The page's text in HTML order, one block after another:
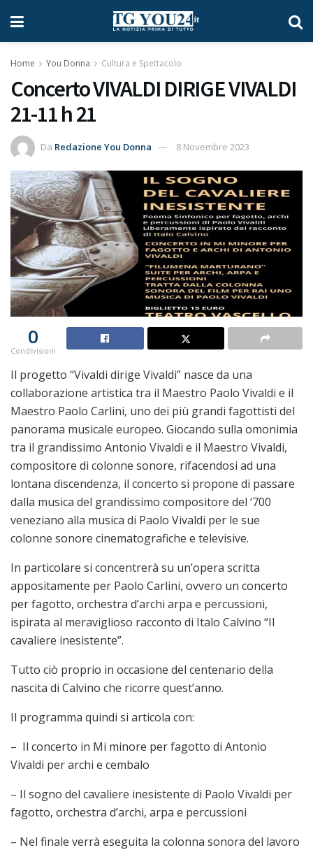
Home You Donna Cultura e Spettacolo
Concerto VIVALDI DIRIGE VIVALDI
21-11 h 21
Da Redazione You Donna 8 Novembre 2023
0
Condivisioni
Il progetto “Vivaldi dirige Vivaldi” nasce da una
collaborazione artistica tra il Maestro Paolo Vivaldi e il
Maestro Paolo Carlini, uno dei più grandi fagottisti del
panorama musicale europeo. Giocando sulla omonimia
tra il grandissimo Antonio Vivaldi e il Maestro Vivaldi,
compositore di colonne sonore, rifacendosi ad una
lontana discendenza, il concerto si propone di passare
dalla musica del grandissimo compositore del ‘700
veneziano alla musica di Paolo Vivaldi per le sue
colonne sonore cinematografiche e televisive.
In particolare si concentrerà su un’opera scritta
appositamente per Paolo Carlini, ovvero un concerto
per fagotto, orchestra d’archi arpa e percussioni,
ispirata al meraviglioso racconto di Italo Calvino “Il
cavaliere inesistente”.
Tutto ciò proprio in occasione del centenario della
nascita di Calvino che ricorre quest’anno.
Il programma quindi si articola con:
– Il concerto in Mi minore per fagotto di Antonio
Vivaldi per archi e cembalo
– Il sogno del cavaliere inesistente di Paolo Vivaldi per
fagotto, orchestra d’archi, arpa e percussioni
– Nel finale verrà eseguita la colonna sonora del lavoro